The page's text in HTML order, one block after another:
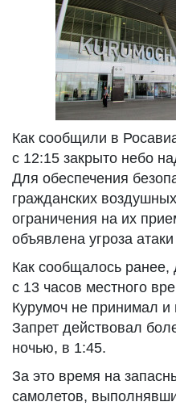
Как сообщили в
с 12:15 закрыто небо
Для обеспечения
гражданских
ограничения на их
объявлена угроза
Как сообщалось
с 13 часов местного
Курумоч не принимал
Запрет действовал
ночью, в 1:45.
За это время на
самолетов,